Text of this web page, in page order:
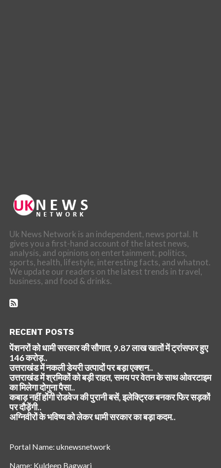
Uk News Network is an independent, news portal. It
gives you a first-hand account of the latest news,
analysis, and opinions on entertainment, politics,
sports, health, lifestyle, interesting facts, and whatnot.
We update our readers on the latest trends in travel,
business, and food & drinks.
RECENT POSTS
पेंशनरों को धामी सरकार की सौगात, 9.87 लाख खातों में ट्रांसफर हुए
146 करोड़..
उत्तराखंड में नकली डेयरी उत्पादों पर बड़ा एक्शन..
उत्तराखंड में श्रमिकों को बड़ी राहत, समय पर वेतन के साथ ओवरटाइम
का मिलेगा दोगुना पैसा..
कबाड़ नहीं होंगी रोडवेज की पुरानी बसें, इलेक्ट्रिक बनकर फिर सड़कों
पर दौड़ेंगी..
अग्निवीरों के भविष्य को लेकर धामी सरकार का बड़ा कदम..
Portal Name: uknewsnetwork
Name: Kuldeep Bagwari